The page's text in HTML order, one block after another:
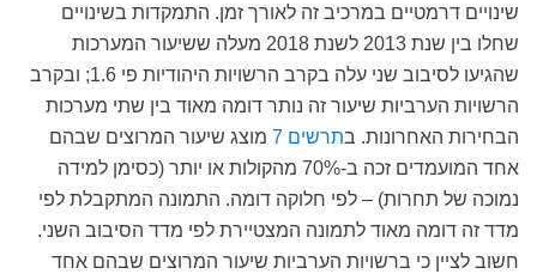
שינויים דרמטיים במרכיב זה לאורך זמן. התמקדות בשינויים
שחלו בין שנת 2013 לשנת 2018 מעלה ששיעור המערכות
שהגיעו לסיבוב שני עלה בקרב הרשויות היהודיות פי 1.6; ובקרב
הרשויות הערביות שיעור זה נותר דומה מאוד בין שתי מערכות
הבחירות האחרונות. בתרשים 7
מוצג שיעור המרוצים שבהם
אחד המועמדים זכה ב-70% מהקולות או יותר (כסימן למידה
נמוכה של תחרות) – לפי חלוקה דומה. התמונה המתקבלת לפי
מדד זה דומה מאוד לתמונה המצטיירת לפי מדד הסיבוב השני.
חשוב לציין כי ברשויות הערביות שיעור המרוצים שבהם אחד